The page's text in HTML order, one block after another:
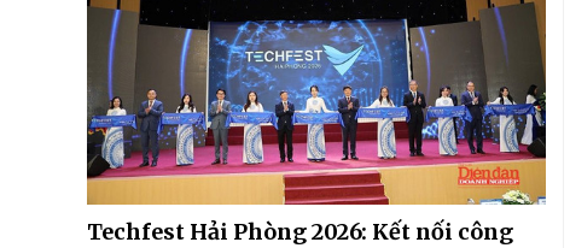
Techfest Hải Phòng 2026: Kết nối công